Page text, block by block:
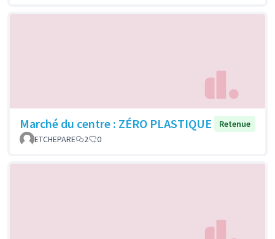
Marché du centre : ZÉRO PLASTIQUE
Retenue
ETCHEPARE
2 0